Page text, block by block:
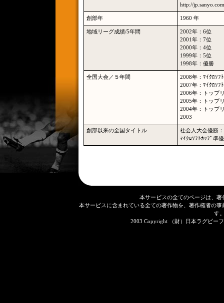
http://
創部年 1960 年
地域リーグ成績/5年間
2002年：6位
2001年：7位
2000年：4位
1999年：5位
1998年：優勝
全国大会／５年間
2008年：ﾏｲｸﾛｿﾌ
2007年：ﾏｲｸﾛｿﾌ
2006年：トップ
2005年：トップ
2004年：トップ
2003
創部以来の全国タイトル
社会人大会優勝
ﾏｲｸﾛｿﾌﾄｶｯﾌﾟ準
本サービスの全てのページは、
本サービスに含まれている全ての著作物を、著作権者の
す
2003 Copyright （財）日本ラグビー